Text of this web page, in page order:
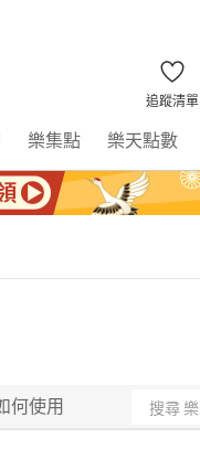
追蹤清單
樂集點 樂天點數
何使用